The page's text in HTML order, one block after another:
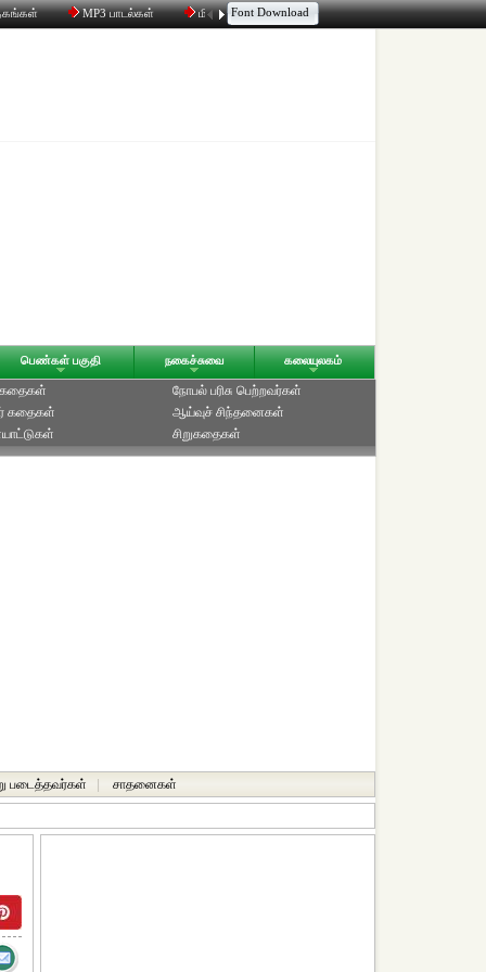
MP3 பாடல்கள் மின்னஞ்சல் திரட்டி உரையாடல்
Font Download
பெண்கள் பகுதி நகைச்சுவை கலையுலகம்
கதைகள்
கதைகள்
நோபல் பரிசு‎ பெற்றவர்‎கள்
ஆய்வுச் சிந்தனைகள்
சிறுகதைகள்
படைத்தவர்கள் சாதனைகள்‎